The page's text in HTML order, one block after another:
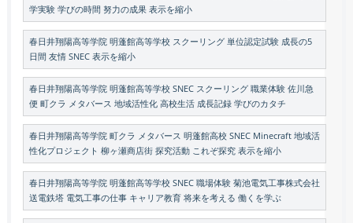
学実験 学びの時間 努力の成果 表示を縮小
春日井翔陽高等学院 明蓬館高等学校 スクーリング 単位認定試験 成長の5
日間 友情 SNEC 表示を縮小
春日井翔陽高等学院 明蓬館高等学校 SNEC スクーリング 職業体験 佐川急
便 町クラ メタバース 地域活性化 高校生活 成長記録 学びのカタチ
春日井翔陽高等学院 町クラ メタバース 明蓬館高校 SNEC Minecraft 地域活
性化プロジェクト 柳ヶ瀬商店街 探究活動 これぞ探究 表示を縮小
春日井翔陽高等学院 明蓬館高等学校 SNEC 職場体験 菊池電気工事株式会社
送電鉄塔 電気工事の仕事 キャリア教育 将来を考える 働くを学ぶ